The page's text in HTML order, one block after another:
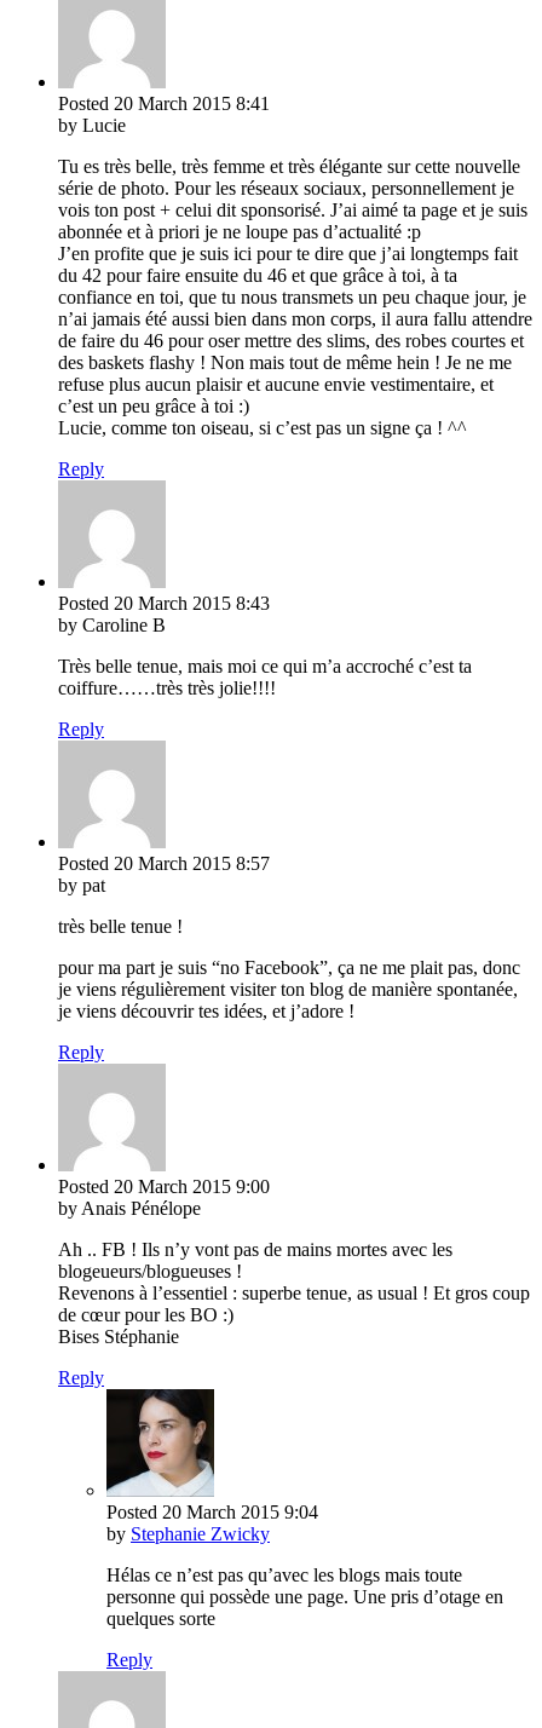
Posted 20 March 2015 8:41
by Lucie
Tu es très belle, très femme et très élégante sur cette nouvelle
série de photo. Pour les réseaux sociaux, personnellement je
vois ton post + celui dit sponsorisé. J’ai aimé ta page et je suis
abonnée et à priori je ne loupe pas d’actualité :p
J’en profite que je suis ici pour te dire que j’ai longtemps fait
du 42 pour faire ensuite du 46 et que grâce à toi, à ta
confiance en toi, que tu nous transmets un peu chaque jour, je
n’ai jamais été aussi bien dans mon corps, il aura fallu attendre
de faire du 46 pour oser mettre des slims, des robes courtes et
des baskets flashy ! Non mais tout de même hein ! Je ne me
refuse plus aucun plaisir et aucune envie vestimentaire, et
c’est un peu grâce à toi :)
Lucie, comme ton oiseau, si c’est pas un signe ça ! ^^
Reply
Posted 20 March 2015 8:43
by Caroline B
Très belle tenue, mais moi ce qui m’a accroché c’est ta
coiffure……très très jolie!!!!
Reply
Posted 20 March 2015 8:57
by pat
très belle tenue !
pour ma part je suis “no Facebook”, ça ne me plait pas, donc
je viens régulièrement visiter ton blog de manière spontanée,
je viens découvrir tes idées, et j’adore !
Reply
Posted 20 March 2015 9:00
by Anais Pénélope
Ah .. FB ! Ils n’y vont pas de mains mortes avec les
blogeueurs/blogueuses !
Revenons à l’essentiel : superbe tenue, as usual ! Et gros coup
de cœur pour les BO :)
Bises Stéphanie
Reply
Posted 20 March 2015 9:04
by Stephanie Zwicky
Hélas ce n’est pas qu’avec les blogs mais toute
personne qui possède une page. Une pris d’otage en
quelques sorte
Reply